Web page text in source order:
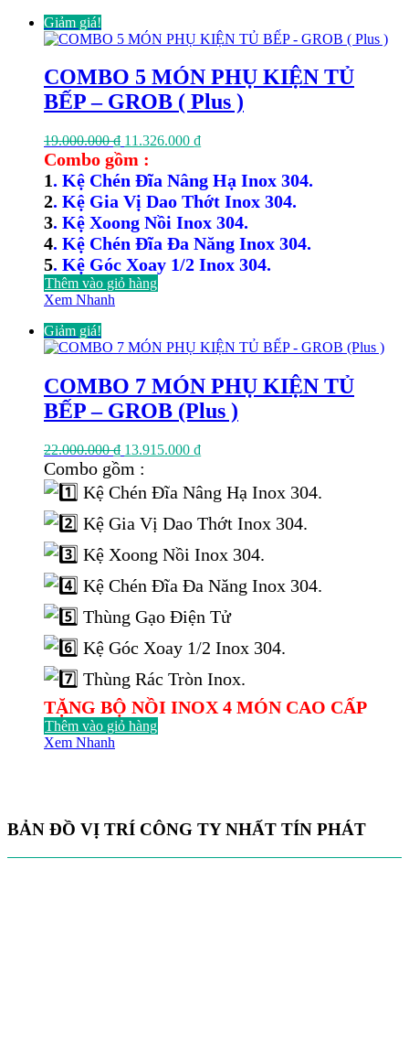
Giảm giá!
COMBO 5 MÓN PHỤ KIỆN TỦ
BẾP – GROB ( Plus )
19.000.000₫ Giá
gốc
là:
19.000.000 ₫.
11.326.000 ₫Giá
tại
là:
11.326.000 ₫.
Combo gồm :
1. Kệ Chén Đĩa Nâng Hạ Inox 304.
2. Kệ Gia Vị Dao Thớt Inox 304.
3. Kệ Xoong Nồi Inox 304.
4. Kệ Chén Đĩa Đa Năng Inox 304.
5. Kệ Góc Xoay 1/2 Inox 304.
Thêm vào giỏ hàng
Xem Nhanh
Giảm giá!
COMBO 7 MÓN PHỤ KIỆN TỦ
BẾP – GROB (Plus )
22.000.000₫ Giá
gốc
22.000.000 ₫.
13.915.000 ₫Giá
là:
13.915.000 ₫.
Combo gồm :
Kệ Chén Đĩa Nâng Hạ Inox 304.
Kệ Gia Vị Dao Thớt Inox 304.
Kệ Xoong Nồi Inox 304.
Kệ Chén Đĩa Đa Năng Inox 304.
Thùng Gạo Điện Tử
Kệ Góc Xoay 1/2 Inox 304.
Thùng Rác Tròn Inox.
TẶNG BỘ NỒI INOX 4 MÓN CAO CẤP
Thêm vào giỏ hàng
Xem Nhanh
BẢN ĐỒ VỊ TRÍ CÔNG TY NHẤT TÍN PHÁT